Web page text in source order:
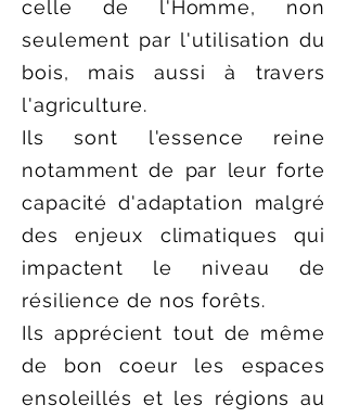
celle de l'Homme, non
seulement par l'utilisation du
bois, mais aussi à travers
l'agriculture.
Ils sont l'essence reine
notamment de par leur forte
capacité d'adaptation malgré
des enjeux climatiques qui
impactent le niveau de
résilience de nos forêts.
Ils apprécient tout de même
de bon coeur les espaces
ensoleillés et les régions au